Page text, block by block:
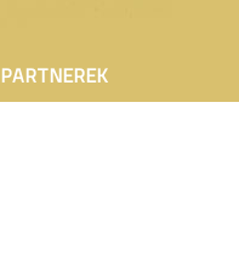
PARTNEREK